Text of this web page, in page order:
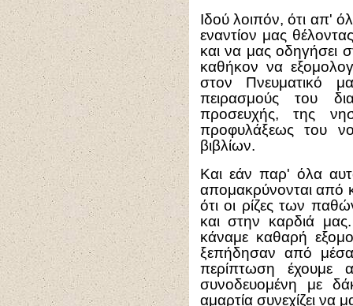
Ιδού λοιπόν, ότι απ'
εναντίον μας
και να μας οδηγήσει
καθήκον να
στον Πνευματικό
πειρασμούς του
προσευχής, της
προφυλάξεως του
βιβλίων.
Και εάν παρ' όλα
απομακρύνονται από
ότι οι ρίζες των
και στην καρδιά
κάναμε καθαρή
ξεπήδησαν από
περίπτωση έχουμε
συνοδευομένη με
αμαρτία συνεχίζει να